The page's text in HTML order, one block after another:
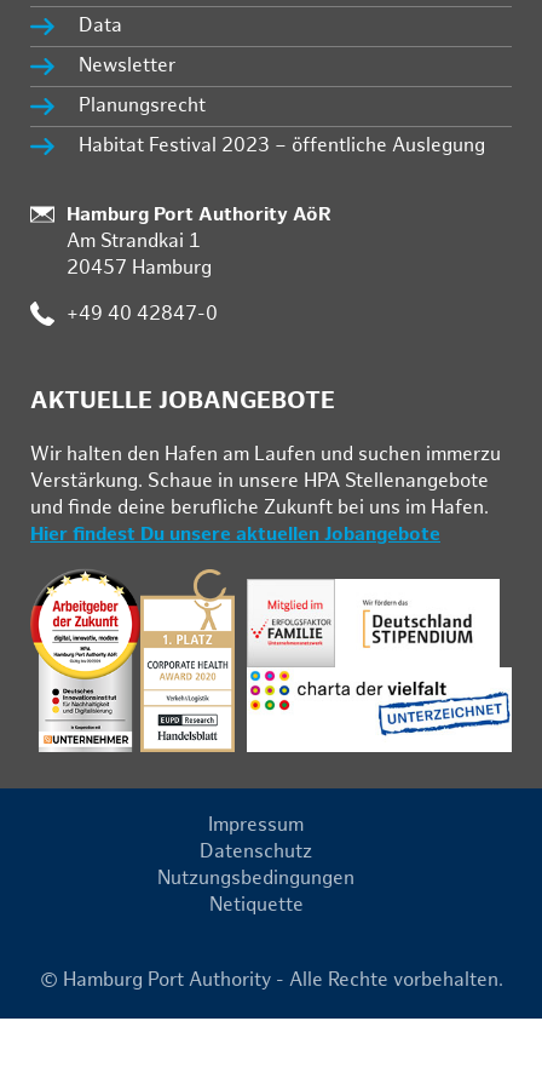
Data
Newsletter
Planungsrecht
Habitat Festival 2023 – öffentliche Auslegung
:
Hamburg Port Authority AöR
Am Strandkai 1
20457 Hamburg
: +49 40 42847-0
AKTUELLE JOBANGEBOTE
Wir hal­ten den Ha­fen am Lau­fen und su­chen im­mer­zu
Ver­stär­kung. Schau­e in un­se­re HPA Stel­len­an­ge­bo­te
und fin­de deine be­ruf­li­che Zu­kunft bei uns im Ha­fen.
Hier findest Du unsere aktuellen Jobangebote
Impressum
Datenschutz
Nutzungsbedingungen
Netiquette
© Hamburg Port Authority - Alle Rechte vorbehalten.